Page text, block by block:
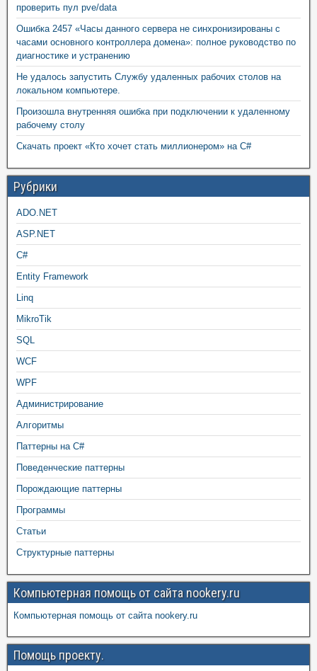
проверить пул pve/data
Ошибка 2457 «Часы данного сервера не синхронизированы с
часами основного контроллера домена»: полное руководство по
диагностике и устранению
Не удалось запустить Службу удаленных рабочих столов на
локальном компьютере.
Произошла внутренняя ошибка при подключении к удаленному
рабочему столу
Скачать проект «Кто хочет стать миллионером» на C#
Рубрики
ADO.NET
ASP.NET
C#
Entity Framework
Linq
MikroTik
SQL
WCF
WPF
Администрирование
Алгоритмы
Паттерны на C#
Поведенческие паттерны
Порождающие паттерны
Программы
Статьи
Структурные паттерны
Компьютерная помощь от сайта nookery.ru
Компьютерная помощь от сайта nookery.ru
Помощь проекту.